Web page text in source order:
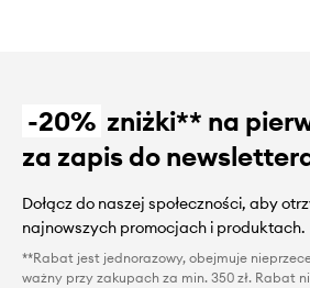
-20% zniżki** na
za zapis do
Dołącz do naszej społeczności, aby
najnowszych promocjach i produktach.
**Rabat jest jednorazowy, obejmuje
ważny przy zakupach za min. 350 zł. Rabat